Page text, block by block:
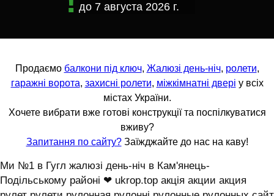
до 7 августа 2026 г.
Продаємо балкони під ключ, Жалюзі день-ніч, ролети,
гаражні ворота, захисні ролети, міжкімнатні двері у всіх
містах України.
Хочете вибрати вже готові конструкції та поспілкуватися
вживу?
Запитання по сайту?Заїжджайте до нас на каву!
Ми №1 в Гугл жалюзі день-ніч в Кам'янець-
Подільському районі ❤ ukrop.top акція акции акция